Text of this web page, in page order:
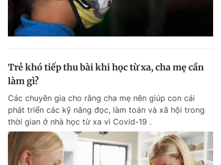
Trẻ khó tiếp thu bài khi học từ xa, cha mẹ cần
làm gì?
Các chuyên gia cho rằng cha mẹ nên giúp con cái
phát triển các kỹ năng đọc, làm toán và xã hội trong
thời gian ở nhà học từ xa vì Covid-19 .